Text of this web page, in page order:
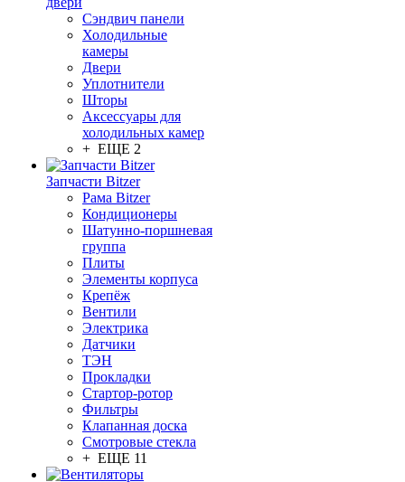
Сэндвич панели
Холодильные
камеры
Двери
Уплотнители
Шторы
Аксессуары для
холодильных камер
+ ЕЩЕ 2
Запчасти Bitzer
Рама Bitzer
Кондиционеры
Шатунно-поршневая
группа
Плиты
Элементы корпуса
Крепёж
Вентили
Электрика
Датчики
ТЭН
Прокладки
Стартор-ротор
Фильтры
Клапанная доска
Смотровые стекла
+ ЕЩЕ 11